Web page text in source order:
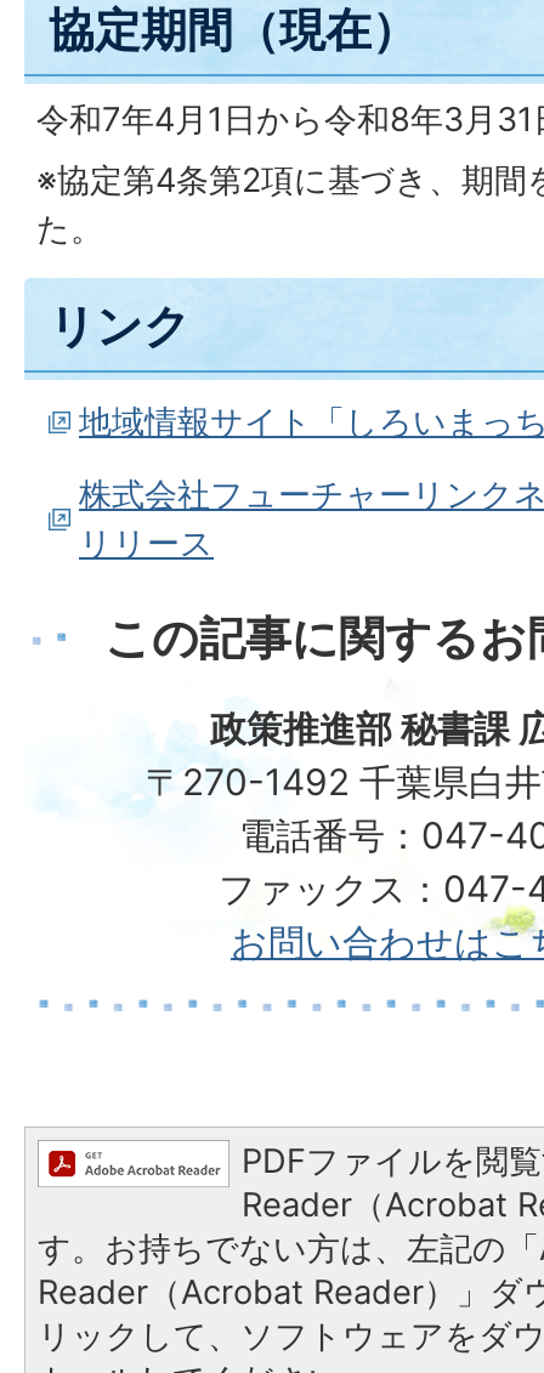
協定期間（現在）
令和7年4月1日から令和8年3月31
※協定第4条第2項に基づき、期間
た。
リンク
地域情報サイト「しろいまっ
株式会社フューチャーリンク
リリース
この記事に関する
政策推進部 秘書課
〒270-1492 千葉県白
電話番号：047-
ファックス：047-
お問い合わせはこ
PDFファイルを閲
Reader（Acrobat
す。お持ちでない方は、左記の
Reader（Acrobat Reader）」ダ
リックして、ソフトウェアをダ